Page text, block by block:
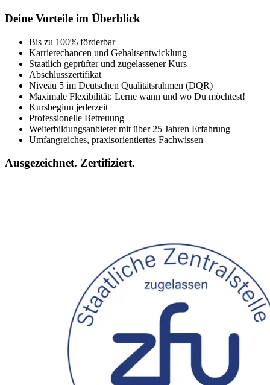
Deine Vorteile im Überblick
Bis zu 100% förderbar
Karrierechancen und Gehaltsentwicklung
Staatlich geprüfter und zugelassener Kurs
Abschlusszertifikat
Niveau 5 im Deutschen Qualitätsrahmen (DQR)
Maximale Flexibilität: Lerne wann und wo Du möchtest!
Kursbeginn jederzeit
Professionelle Betreuung
Weiterbildungsanbieter mit über 25 Jahren Erfahrung
Umfangreiches, praxisorientiertes Fachwissen
Ausgezeichnet. Zertifiziert.